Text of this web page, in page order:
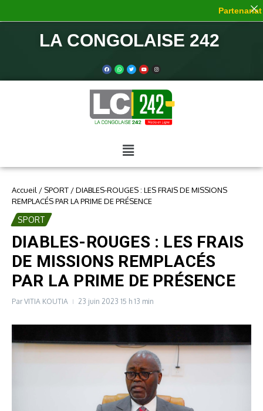
LA CONGOLAISE 242
Accueil / SPORT /DIABLES-ROUGES : LES FRAIS DE MISSIONS
REMPLACÉS PAR LA PRIME DE PRÉSENCE
SPORT
DIABLES-ROUGES : LES FRAIS
DE MISSIONS REMPLACÉS
PAR LA PRIME DE PRÉSENCE
ParVITIA KOUTIA 23 juin 2023 15 h 13 min
Partenariat